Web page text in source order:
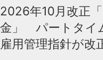
2026年10月改正
金」 パートタイ
雇用管理指針が改